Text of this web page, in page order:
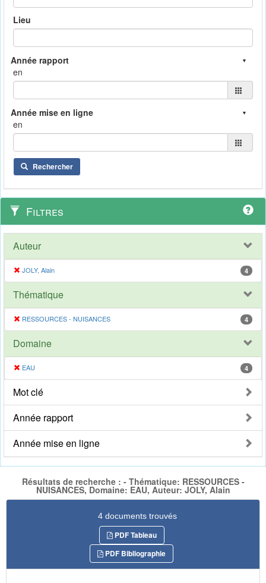
Lieu
en
en
Rechercher
Filtres
Auteur
JOLY, Alain 4
Thématique
RESSOURCES - NUISANCES 4
Domaine
EAU 4
Mot clé
Année rapport
Année mise en ligne
Résultats de recherche : - Thématique: RESSOURCES -
NUISANCES, Domaine: EAU, Auteur: JOLY, Alain
4 documents trouvés
PDF Tableau
PDF Bibliographie